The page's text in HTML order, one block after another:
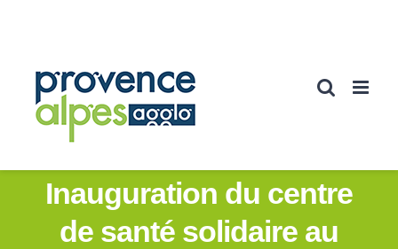
Inauguration du centre
de santé solidaire au